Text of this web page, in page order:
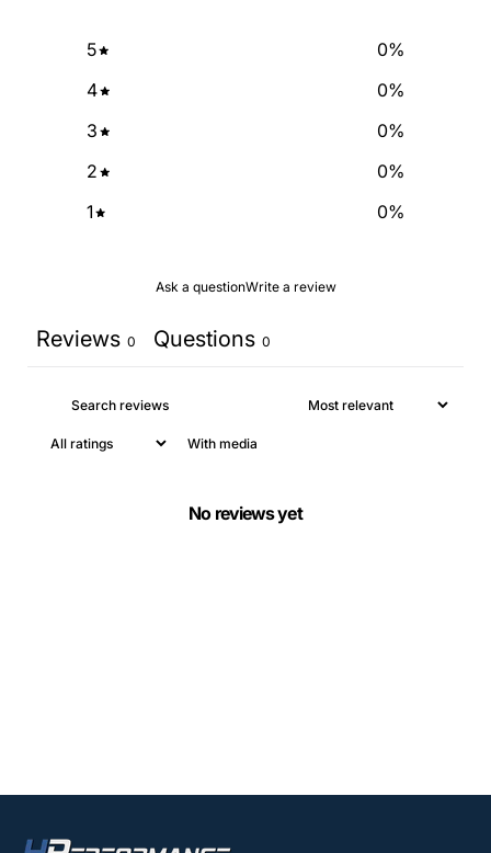
5 0%
4
0%
3
0%
2
0%
1
0%
Ask a questionWrite a review
Reviews 0 Questions 0
With media
No reviews yet